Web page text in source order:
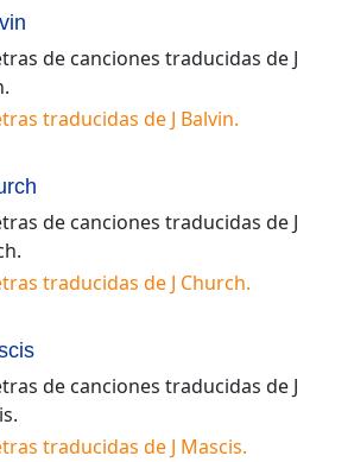
de canciones traducidas de J
.
traducidas de J Balvin.
de canciones traducidas de J
.
traducidas de J Church.
de canciones traducidas de J
.
traducidas de J Mascis.